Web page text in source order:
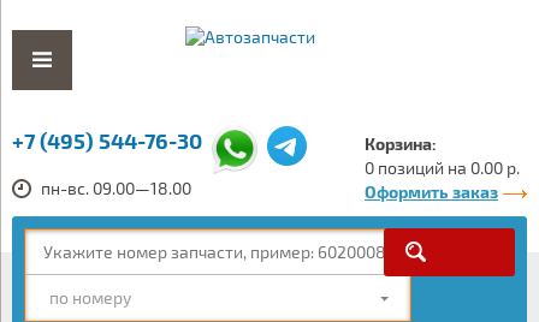
+7 (495) 544-76-30
пн-вс. 09.00—18.00
Корзина:
0 позиций на 0.00 р.
Оформить заказ
по номеру